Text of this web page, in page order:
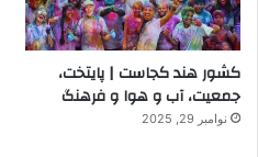
کشور هند کجاست | پایتخت،
جمعیت، آب و هوا و فرهنگ
نوامبر 29, 2025